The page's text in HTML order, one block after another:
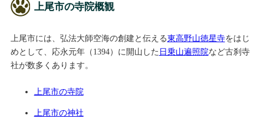
上尾市の寺院概観
上尾市には、弘法大師空海の創建と伝える東高野山徳星寺をはじ
めとして、応永元年（1394）に開山した 日乗山遍照院など古刹寺
社が数多くあります。
上尾市の寺院
上尾市の神社